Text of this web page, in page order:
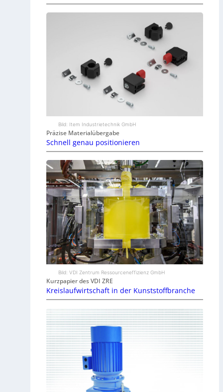
Bild: Item Industrietechnik GmbH
Präzise Materialübergabe
Schnell genau positionieren
Bild: VDI Zentrum Ressourceneffizienz GmbH
Kurzpapier des VDI ZRE
Kreislaufwirtschaft in der Kunststoffbranche